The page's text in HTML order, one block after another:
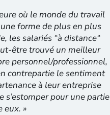
où le monde du travail
forme de plus en plus
les salariés “à distance“
être trouvé un meilleur
personnel/professionnel,
contrepartie le sentiment
à leur entreprise
s’estomper pour une partie
eux. »